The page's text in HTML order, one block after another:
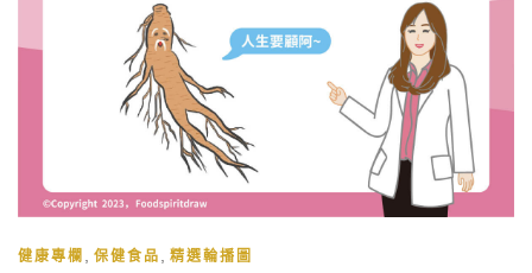
健康專欄 保健食品 精選輪播圖